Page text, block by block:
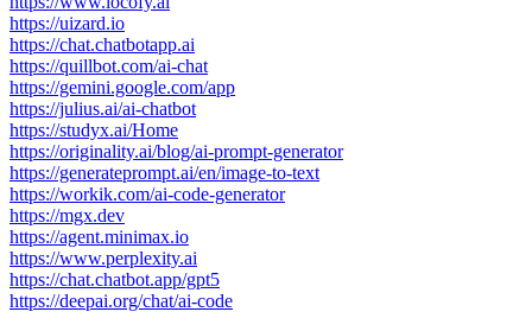
https://uizard.io
https://chat.chatbotapp.ai
https://quillbot.com/ai-chat
https://gemini.google.com/app
https://julius.ai/ai-chatbot
https://studyx.ai/Home
https://originality.ai/blog/ai-prompt-generator
https://generateprompt.ai/en/image-to-text
https://workik.com/ai-code-generator
https://mgx.dev
https://agent.minimax.io
https://www.perplexity.ai
https://chat.chatbot.app/gpt5
https://deepai.org/chat/ai-code